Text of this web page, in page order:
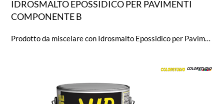
IDROSMALTO EPOSSIDICO PER PAVIMENTI
COMPONENTE B
Prodotto da miscelare con Idrosmalto Epossidico per Pavimenti componente A.